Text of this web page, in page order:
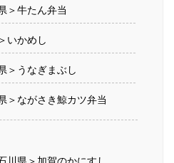
＞牛たん弁当
いかめし
＞うなぎまぶし
＞ながさき鯨カツ弁当